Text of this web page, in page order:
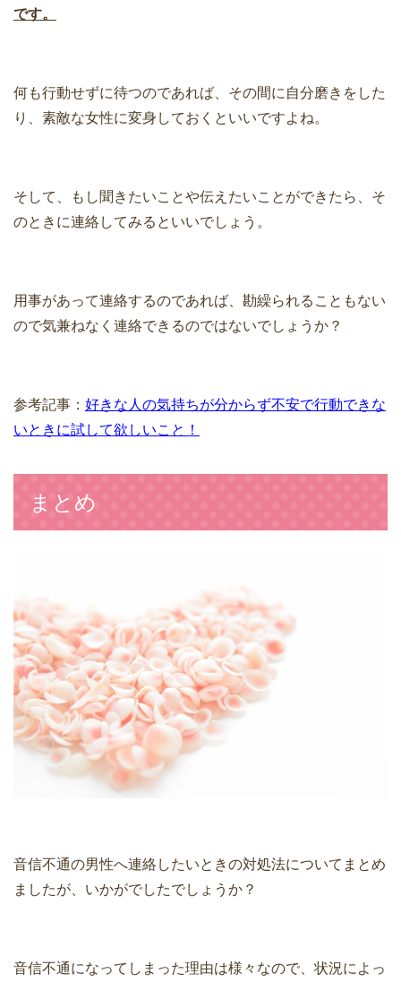
です。
何も行動せずに待つのであれば、その間に自分磨きをした
り、素敵な女性に変身しておくといいですよね。
そして、もし聞きたいことや伝えたいことができたら、そ
のときに連絡してみるといいでしょう。
用事があって連絡するのであれば、勘繰られることもない
ので気兼ねなく連絡できるのではないでしょうか？
参考記事： 好きな人の気持ちが分からず不安で行動できな
いときに試して欲しいこと！
まとめ
音信不通の男性へ連絡したいときの対処法についてまとめ
ましたが、いかがでしたでしょうか？
音信不通になってしまった理由は様々なので、状況によっ